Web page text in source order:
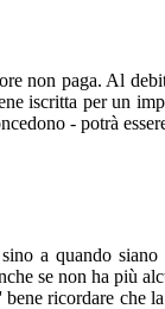
non paga. Al
iscritta per un
- potrà
a quando
se non ha più
ricordare